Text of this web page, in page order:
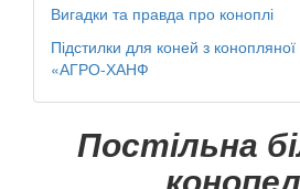
Вигадки та правда про коноплі
Підстилки для коней з
«АГРО-ХАНФ
Постільна